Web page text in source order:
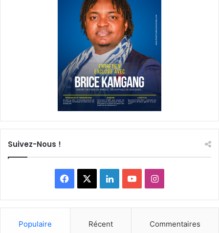
Suivez-Nous !
a
L
i
o
I
n
Populaire Récent Commentaires